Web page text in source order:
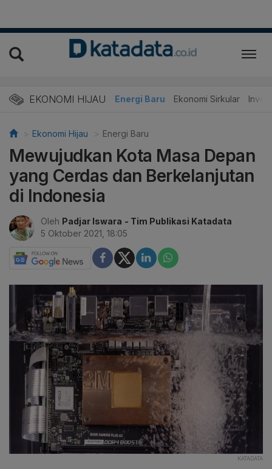
EKONOMI HIJAU Energi Baru Ekonomi Sirkular
Ekonomi Hijau Energi Baru
Mewujudkan Kota Masa Depan
yang Cerdas dan Berkelanjutan
di Indonesia
Oleh Padjar Iswara - Tim Publikasi Katadata
5 Oktober 2021, 18:05
KATADATA